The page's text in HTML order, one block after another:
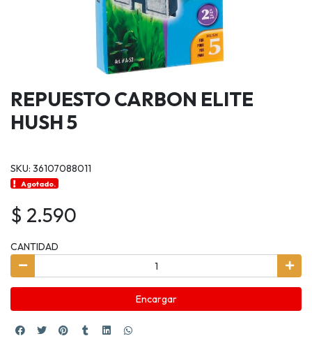
REPUESTO CARBON ELITE
HUSH 5
SKU: 36107088011
Agotado.
$ 2.590
CANTIDAD
Encargar